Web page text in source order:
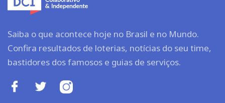
Saiba o que acontece hoje no Brasil e no Mundo.
Confira resultados de loterias, notícias do seu time,
bastidores dos famosos e guias de serviços.